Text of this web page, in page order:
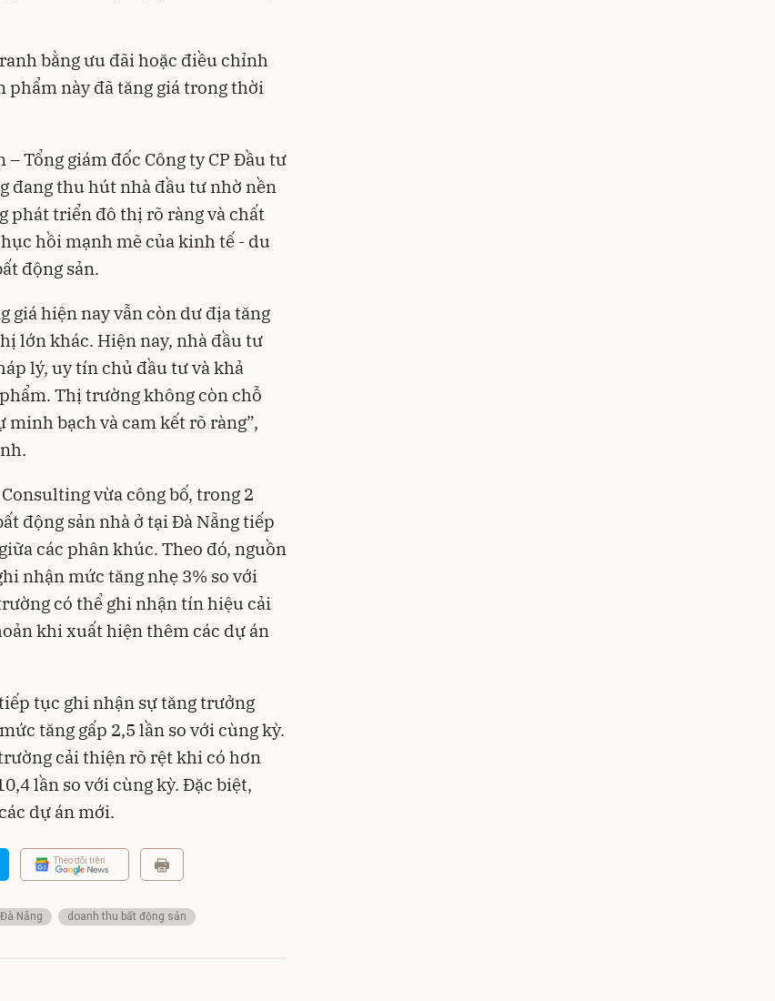
bằng ưu đãi hoặc điều chỉnh
phẩm này đã tăng giá trong thời
Tổng giám đốc Công ty CP Đầu tư
đang thu hút nhà đầu tư nhờ nền
phát triển đô thị rõ ràng và chất
hồi mạnh mẽ của kinh tế - du
động sản.
giá hiện nay vẫn còn dư địa tăng
lớn khác. Hiện nay, nhà đầu tư
lý, uy tín chủ đầu tư và khả
Thị trường không còn chỗ
bạch và cam kết rõ ràng”,
vừa công bố, trong 2
động sản nhà ở tại Đà Nẵng tiếp
các phân khúc. Theo đó, nguồn
nhận mức tăng nhẹ 3% so với
có thể ghi nhận tín hiệu cải
khi xuất hiện thêm các dự án
tục ghi nhận sự tăng trưởng
tăng gấp 2,5 lần so với cùng kỳ.
cải thiện rõ rệt khi có hơn
lần so với cùng kỳ. Đặc biệt,
dự án mới.
Theo dõi trên
Nẵng doanh thu bất động sản